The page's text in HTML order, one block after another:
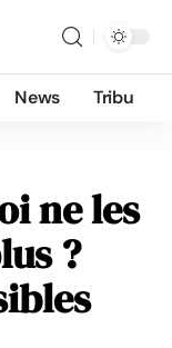
News Tribu
ne les
?